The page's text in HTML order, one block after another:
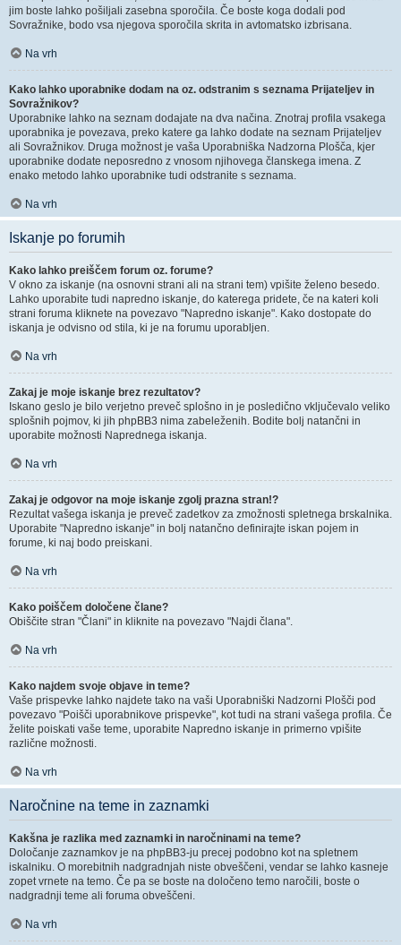
jim boste lahko pošiljali zasebna sporočila. Če boste koga dodali pod
Sovražnike, bodo vsa njegova sporočila skrita in avtomatsko izbrisana.
Na vrh
Kako lahko uporabnike dodam na oz. odstranim s seznama Prijateljev in
Sovražnikov?
Uporabnike lahko na seznam dodajate na dva načina. Znotraj profila vsakega
uporabnika je povezava, preko katere ga lahko dodate na seznam Prijateljev
ali Sovražnikov. Druga možnost je vaša Uporabniška Nadzorna Plošča, kjer
uporabnike dodate neposredno z vnosom njihovega članskega imena. Z
enako metodo lahko uporabnike tudi odstranite s seznama.
Na vrh
Iskanje po forumih
Kako lahko preiščem forum oz. forume?
V okno za iskanje (na osnovni strani ali na strani tem) vpišite želeno besedo.
Lahko uporabite tudi napredno iskanje, do katerega pridete, če na kateri koli
strani foruma kliknete na povezavo "Napredno iskanje". Kako dostopate do
iskanja je odvisno od stila, ki je na forumu uporabljen.
Na vrh
Zakaj je moje iskanje brez rezultatov?
Iskano geslo je bilo verjetno preveč splošno in je posledično vključevalo veliko
splošnih pojmov, ki jih phpBB3 nima zabeleženih. Bodite bolj natančni in
uporabite možnosti Naprednega iskanja.
Na vrh
Zakaj je odgovor na moje iskanje zgolj prazna stran!?
Rezultat vašega iskanja je preveč zadetkov za zmožnosti spletnega brskalnika.
Uporabite "Napredno iskanje" in bolj natančno definirajte iskan pojem in
forume, ki naj bodo preiskani.
Na vrh
Kako poiščem določene člane?
Obiščite stran "Člani" in kliknite na povezavo "Najdi člana".
Na vrh
Kako najdem svoje objave in teme?
Vaše prispevke lahko najdete tako na vaši Uporabniški Nadzorni Plošči pod
povezavo "Poišči uporabnikove prispevke", kot tudi na strani vašega profila. Če
želite poiskati vaše teme, uporabite Napredno iskanje in primerno vpišite
različne možnosti.
Na vrh
Naročnine na teme in zaznamki
Kakšna je razlika med zaznamki in naročninami na teme?
Določanje zaznamkov je na phpBB3-ju precej podobno kot na spletnem
iskalniku. O morebitnih nadgradnjah niste obveščeni, vendar se lahko kasneje
zopet vrnete na temo. Če pa se boste na določeno temo naročili, boste o
nadgradnji teme ali foruma obveščeni.
Na vrh